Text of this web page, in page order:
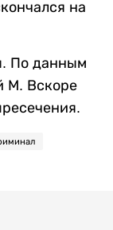
на
По данным
М. Вскоре